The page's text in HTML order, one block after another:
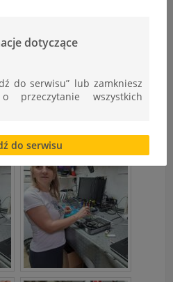
dotyczące
do serwisu” lub zamkniesz
wszystkich
funkcjonalności plików
może utrudnić lub
z Serwisu.
polityki prywatności oraz
dostępne są cały
> "Bezpieczeństwo"
do serwisu